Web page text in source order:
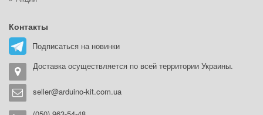
Контакты
Подписаться на новинки
Доставка осуществляется по всей территории Украины.
seller@arduino-kit.com.ua